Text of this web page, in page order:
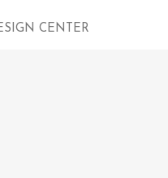
CENTER